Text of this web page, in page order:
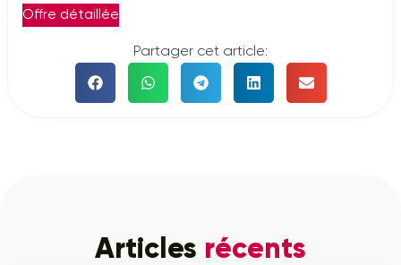
Offre détaillée
Partager cet article:
Articles récents